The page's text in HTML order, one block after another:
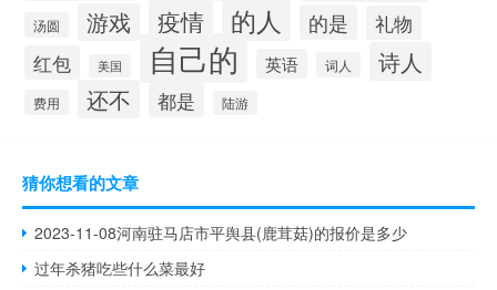
汤圆 游戏 疫情 的人 的是
礼物
红包
美国 自己的 英语 词人 诗人
费用 还不 都是 陆游
猜你想看的文章
2023-11-08河南驻马店市平舆县(鹿茸菇)的报价是多少
过年杀猪吃些什么菜最好